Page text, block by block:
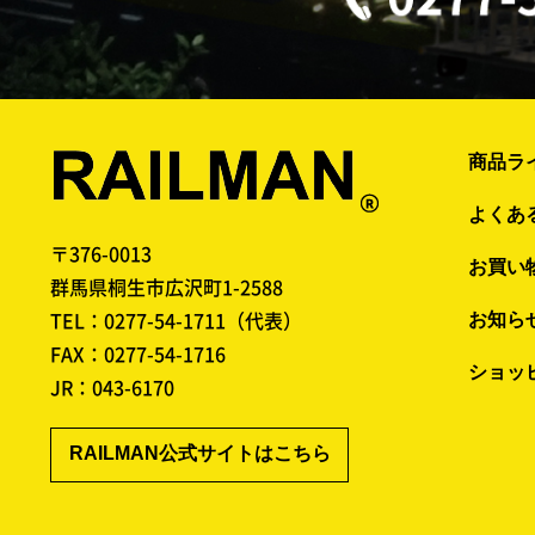
〒376-0013
群馬県桐生市広沢町1-2588
TEL： 0277-54-1711 （代表）
FAX：0277-54-1716
JR： 043-6170
RAILMAN公式サイトはこちら
商品ラ
よくあ
お買い
お知ら
ショッ